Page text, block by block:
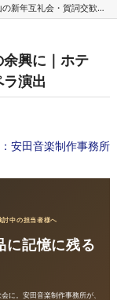
礼会・賀詞交歓会の余興に｜ホテル宴会にふさわしい生演奏・オペラ演出
余興に｜ホテ
演出
安田音楽制作事務所
討中の担当者様へ
に記憶に残る
に。安田音楽制作事務所が、